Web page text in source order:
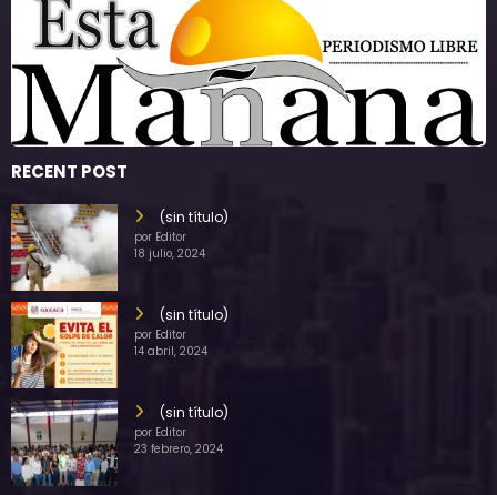
RECENT POST
(sin título)
por Editor
18 julio, 2024
(sin título)
por Editor
14 abril, 2024
(sin título)
por Editor
23 febrero, 2024